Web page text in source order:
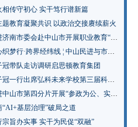
相传守初心 实干笃行谱新篇
题教育凝聚共识 以政治交接赓续薪火
南市委会赴中山市开展职业教育“新双高”建设专题调研
行·跨界经纬线 ¦ 中山民进与市教师发展中心“青春聊聊吧”活动走进南侨英才学校
冠带队走访调研启思顿教育集团
一行出席弘科未来学校第三届科技节
山市第四分片开展“参政为公、实干为民”主题教育学习调研
“AI+基层治理”破局之道
宗旨办实事 实干为民促“双融”